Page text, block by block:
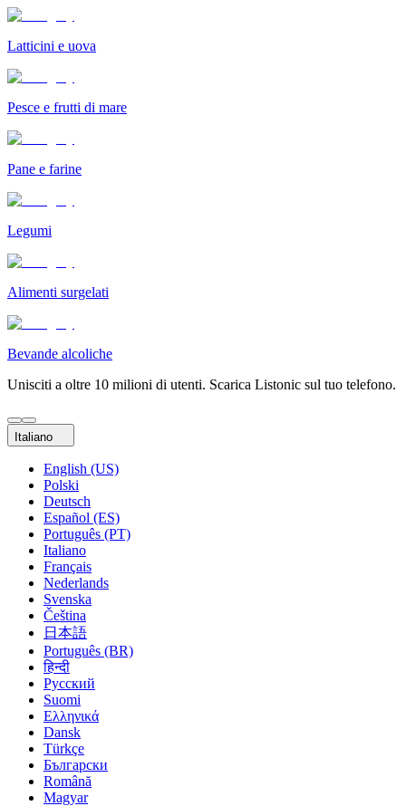
Latticini e uova
Pesce e frutti di mare
Pane e farine
Legumi
Alimenti surgelati
Bevande alcoliche
Unisciti a oltre 10 milioni di utenti. Scarica Listonic sul tuo telefono.
Italiano
English (US)
Polski
Deutsch
Español (ES)
Português (PT)
Italiano
Français
Nederlands
Svenska
Čeština
日本語
Português (BR)
हिन्दी
Русский
Suomi
Ελληνικά
Dansk
Türkçe
Български
Română
Magyar